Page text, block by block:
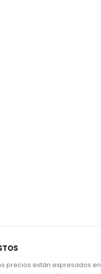
precios están expresados en